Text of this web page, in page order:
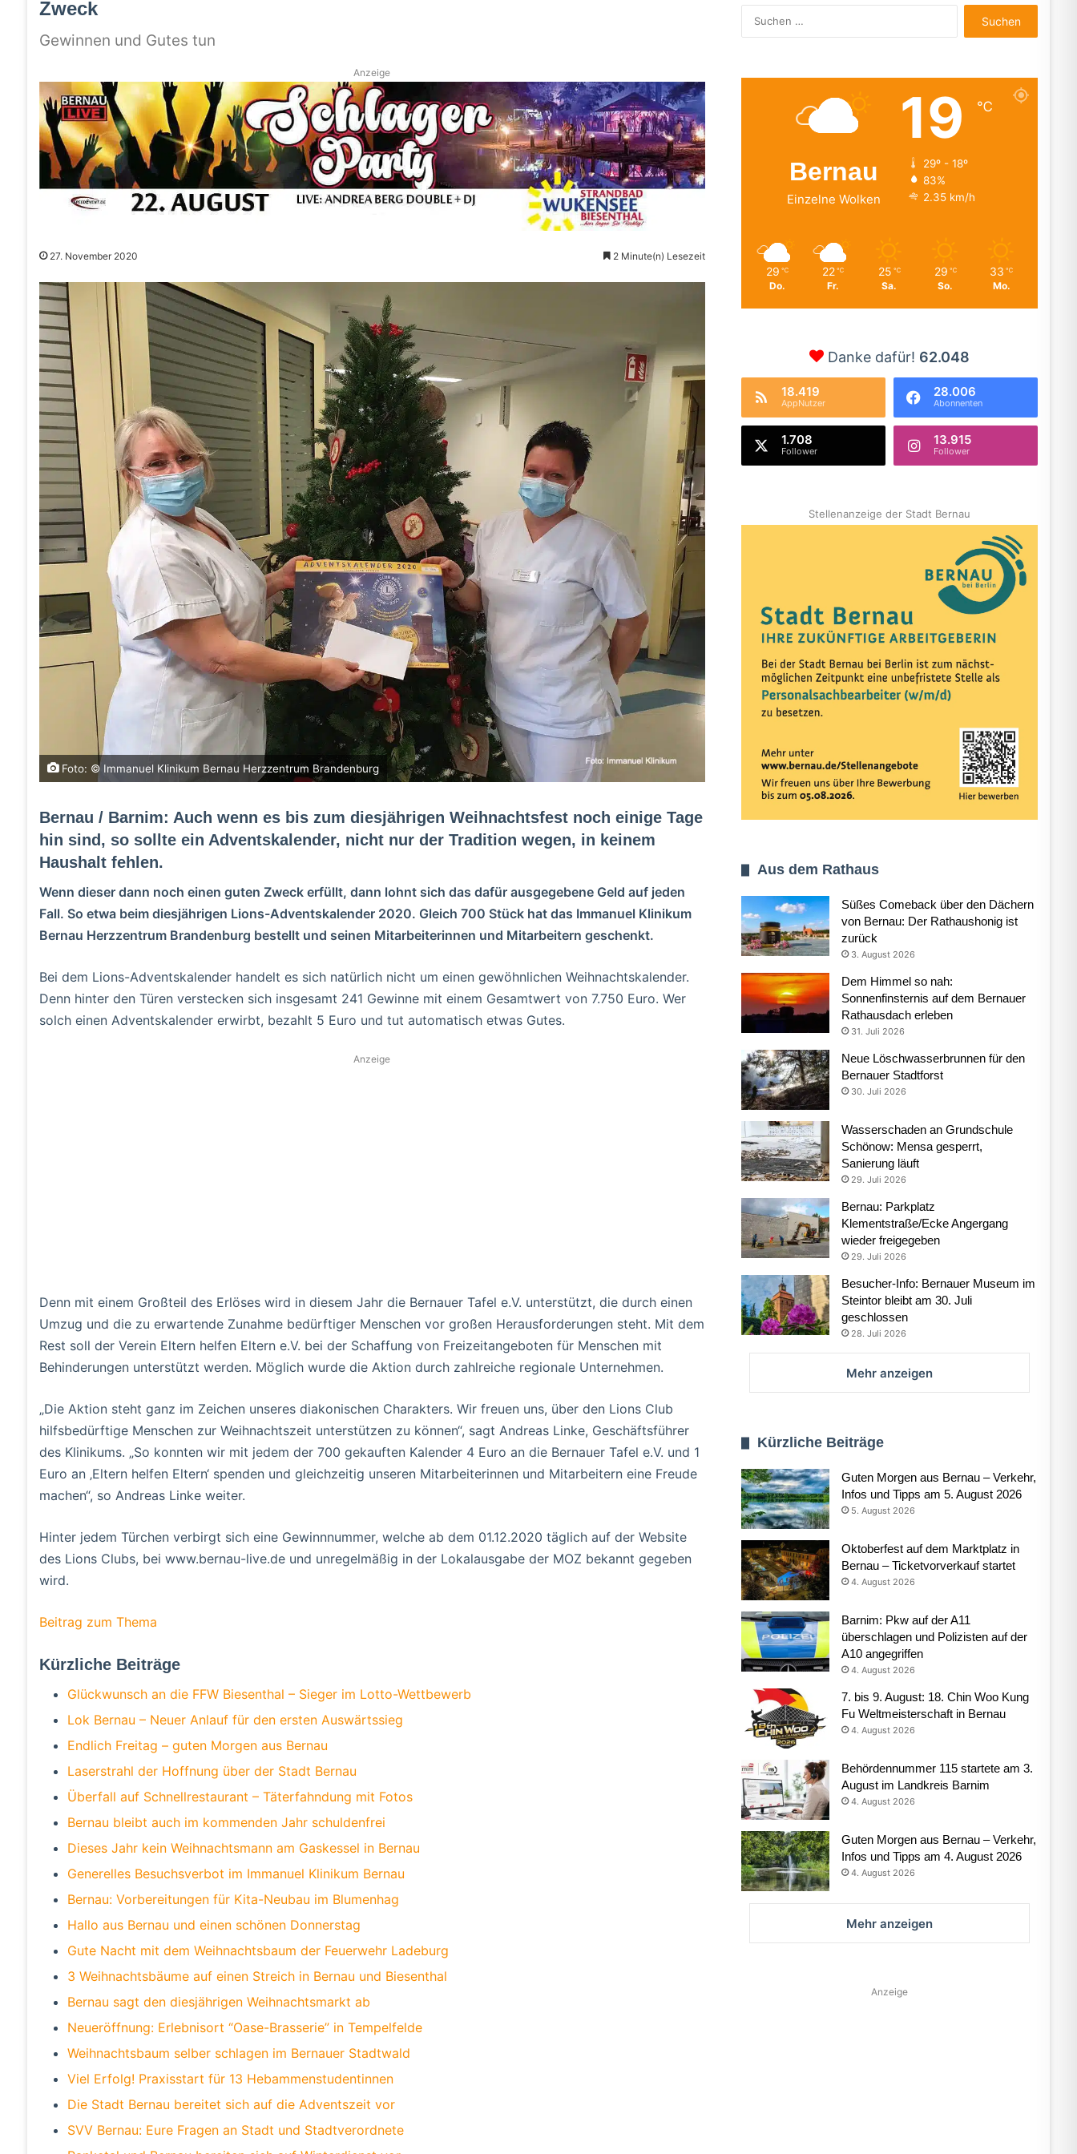
Zweck
Gewinnen und Gutes tun
Anzeige
27. November 2020 2 Minute(n) Lesezeit
Foto: © Immanuel Klinikum Bernau Herzzentrum Brandenburg
Bernau / Barnim: Auch wenn es bis zum diesjährigen Weihnachtsfest noch einige Tage
hin sind, so sollte ein Adventskalender, nicht nur der Tradition wegen, in keinem
Haushalt fehlen.
Wenn dieser dann noch einen guten Zweck erfüllt, dann lohnt sich das dafür ausgegebene Geld auf jeden
Fall. So etwa beim diesjährigen Lions-Adventskalender 2020. Gleich 700 Stück hat das Immanuel Klinikum
Bernau Herzzentrum Brandenburg bestellt und seinen Mitarbeiterinnen und Mitarbeitern geschenkt.
Bei dem Lions-Adventskalender handelt es sich natürlich nicht um einen gewöhnlichen Weihnachtskalender.
Denn hinter den Türen verstecken sich insgesamt 241 Gewinne mit einem Gesamtwert von 7.750 Euro. Wer
solch einen Adventskalender erwirbt, bezahlt 5 Euro und tut automatisch etwas Gutes.
Anzeige
Denn mit einem Großteil des Erlöses wird in diesem Jahr die Bernauer Tafel e.V. unterstützt, die durch einen
Umzug und die zu erwartende Zunahme bedürftiger Menschen vor großen Herausforderungen steht. Mit dem
Rest soll der Verein Eltern helfen Eltern e.V. bei der Schaffung von Freizeitangeboten für Menschen mit
Behinderungen unterstützt werden. Möglich wurde die Aktion durch zahlreiche regionale Unternehmen.
„Die Aktion steht ganz im Zeichen unseres diakonischen Charakters. Wir freuen uns, über den Lions Club
hilfsbedürftige Menschen zur Weihnachtszeit unterstützen zu können“, sagt Andreas Linke, Geschäftsführer
des Klinikums. „So konnten wir mit jedem der 700 gekauften Kalender 4 Euro an die Bernauer Tafel e.V. und 1
Euro an ‚Eltern helfen Eltern‘ spenden und gleichzeitig unseren Mitarbeiterinnen und Mitarbeitern eine Freude
machen“, so Andreas Linke weiter.
Hinter jedem Türchen verbirgt sich eine Gewinnnummer, welche ab dem 01.12.2020 täglich auf der Website
des Lions Clubs, bei www.bernau-live.de und unregelmäßig in der Lokalausgabe der MOZ bekannt gegeben
wird.
Beitrag zum Thema
Kürzliche Beiträge
Glückwunsch an die FFW Biesenthal – Sieger im Lotto-Wettbewerb
Lok Bernau – Neuer Anlauf für den ersten Auswärtssieg
Endlich Freitag – guten Morgen aus Bernau
Laserstrahl der Hoffnung über der Stadt Bernau
Überfall auf Schnellrestaurant – Täterfahndung mit Fotos
Bernau bleibt auch im kommenden Jahr schuldenfrei
Dieses Jahr kein Weihnachtsmann am Gaskessel in Bernau
Generelles Besuchsverbot im Immanuel Klinikum Bernau
Bernau: Vorbereitungen für Kita-Neubau im Blumenhag
Hallo aus Bernau und einen schönen Donnerstag
Gute Nacht mit dem Weihnachtsbaum der Feuerwehr Ladeburg
3 Weihnachtsbäume auf einen Streich in Bernau und Biesenthal
Bernau sagt den diesjährigen Weihnachtsmarkt ab
Neueröffnung: Erlebnisort “Oase-Brasserie” in Tempelfelde
Weihnachtsbaum selber schlagen im Bernauer Stadtwald
Viel Erfolg! Praxisstart für 13 Hebammenstudentinnen
Die Stadt Bernau bereitet sich auf die Adventszeit vor
SVV Bernau: Eure Fragen an Stadt und Stadtverordnete
nach:
Bernau
Einzelne Wolken
19 ℃
29º - 18º
83%
2.35 km/h
29 ℃
Do.
22 ℃
Fr.
25 ℃
Sa.
29 ℃
So.
33 ℃
Mo.
Danke dafür! 62.048
18.419
AppNutzer
28.006
Abonnenten
1.708
Follower
13.915
Follower
Stellenanzeige der Stadt Bernau
Aus dem Rathaus
Süßes Comeback über den Dächern
von Bernau: Der Rathaushonig ist
zurück
3. August 2026
Dem Himmel so nah:
Sonnenfinsternis auf dem Bernauer
Rathausdach erleben
31. Juli 2026
Neue Löschwasserbrunnen für den
Bernauer Stadtforst
30. Juli 2026
Wasserschaden an Grundschule
Schönow: Mensa gesperrt,
Sanierung läuft
29. Juli 2026
Bernau: Parkplatz
Klementstraße/Ecke Angergang
wieder freigegeben
29. Juli 2026
Besucher-Info: Bernauer Museum im
Steintor bleibt am 30. Juli
geschlossen
28. Juli 2026
Mehr anzeigen
Kürzliche Beiträge
Guten Morgen aus Bernau – Verkehr,
Infos und Tipps am 5. August 2026
5. August 2026
Oktoberfest auf dem Marktplatz in
Bernau – Ticketvorverkauf startet
4. August 2026
Barnim: Pkw auf der A11
überschlagen und Polizisten auf der
A10 angegriffen
4. August 2026
7. bis 9. August: 18. Chin Woo Kung
Fu Weltmeisterschaft in Bernau
4. August 2026
Behördennummer 115 startete am 3.
August im Landkreis Barnim
4. August 2026
Guten Morgen aus Bernau – Verkehr,
Infos und Tipps am 4. August 2026
4. August 2026
Mehr anzeigen
Anzeige